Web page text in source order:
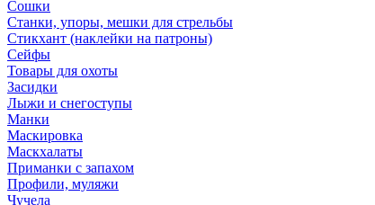
Сошки
Станки, упоры, мешки для стрельбы
Стикхант (наклейки на патроны)
Сейфы
Товары для охоты
Засидки
Лыжи и снегоступы
Манки
Маскировка
Маскхалаты
Приманки с запахом
Профили, муляжи
Чучела